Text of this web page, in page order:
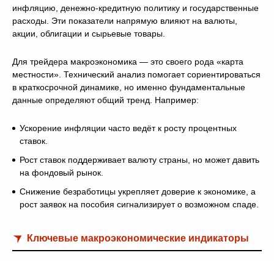
инфляцию, денежно-кредитную политику и государственные
расходы. Эти показатели напрямую влияют на валюты,
акции, облигации и сырьевые товары.
Для трейдера макроэкономика — это своего рода «карта
местности». Технический анализ помогает сориентироваться
в краткосрочной динамике, но именно фундаментальные
данные определяют общий тренд. Например:
Ускорение инфляции часто ведёт к росту процентных
ставок.
Рост ставок поддерживает валюту страны, но может давить
на фондовый рынок.
Снижение безработицы укрепляет доверие к экономике, а
рост заявок на пособия сигнализирует о возможном спаде.
Ключевые макроэкономические индикаторы